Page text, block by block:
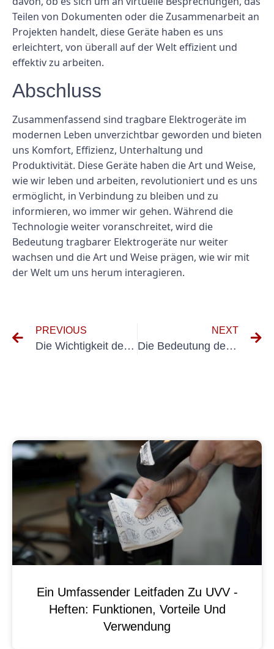
Teilen von Dokumenten oder die Zusammenarbeit an
Projekten handelt, diese Geräte haben es uns
erleichtert, von überall auf der Welt effizient und
effektiv zu arbeiten.
Abschluss
Zusammenfassend sind tragbare Elektrogeräte im
modernen Leben unverzichtbar geworden und bieten
uns Komfort, Effizienz, Unterhaltung und
Produktivität. Diese Geräte haben die Art und Weise,
wie wir leben und arbeiten, revolutioniert und es uns
ermöglicht, in Verbindung zu bleiben und zu
informieren, wo immer wir gehen. Während die
Technologie weiter voranschreitet, wird die
Bedeutung tragbarer Elektrogeräte nur weiter
wachsen und die Art und Weise prägen, wie wir mit
der Welt um uns herum interagieren.
PREVIOUS
Die Wichtigkeit der Inspektion und Aufrechterhaltung von Ortsveränderliche Elektrische Bärtmittel DGUV
NEXT
Die Bedeutung des Testens tragbarer elektrischer Geräte: Sicherheits- und Einhaltung sicherstellen
Ein Umfassender Leitfaden Zu UVV -
Heften: Funktionen, Vorteile Und
Verwendung